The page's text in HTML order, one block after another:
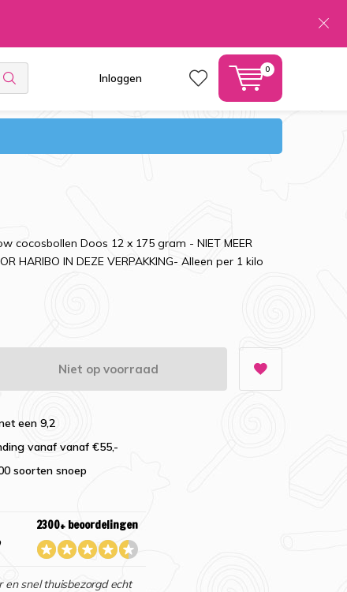
Inloggen
0
cocosbollen Doos 12 x 175 gram - NIET MEER
HARIBO IN DEZE VERPAKKING- Alleen per 1 kilo
Niet op voorraad
een 9,2
vanaf vanaf €55,-
soorten snoep
2300+ beoordelingen
en snel thuisbezorgd echt